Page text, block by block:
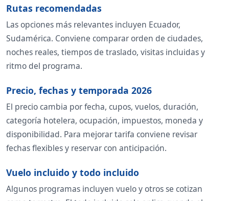
Rutas recomendadas
Las opciones más relevantes incluyen Ecuador,
Sudamérica. Conviene comparar orden de ciudades,
noches reales, tiempos de traslado, visitas incluidas y
ritmo del programa.
Precio, fechas y temporada 2026
El precio cambia por fecha, cupos, vuelos, duración,
categoría hotelera, ocupación, impuestos, moneda y
disponibilidad. Para mejorar tarifa conviene revisar
fechas flexibles y reservar con anticipación.
Vuelo incluido y todo incluido
Algunos programas incluyen vuelo y otros se cotizan